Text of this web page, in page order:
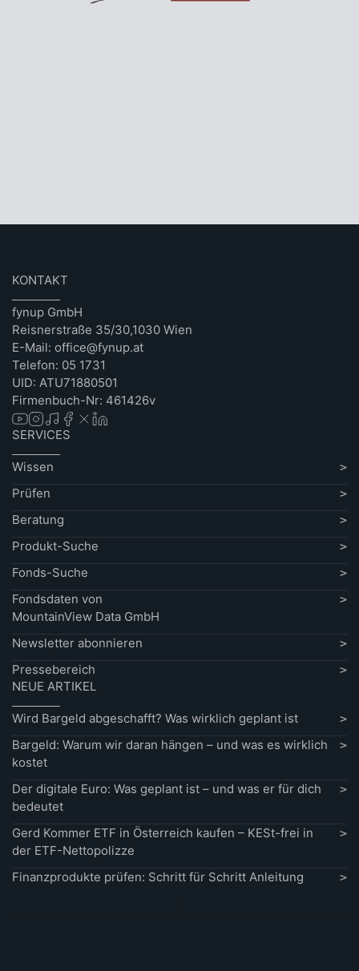
KONTAKT
fynup GmbH
Reisnerstraße 35/30,1030 Wien
E-Mail: office@fynup.at
Telefon: 05 1731
UID: ATU71880501
Firmenbuch-Nr: 461426v
SERVICES
Wissen
Prüfen
Beratung
Produkt-Suche
Fonds-Suche
Fondsdaten von
MountainView Data GmbH
Newsletter abonnieren
Pressebereich
NEUE ARTIKEL
Wird Bargeld abgeschafft? Was wirklich geplant ist
Bargeld: Warum wir daran hängen – und was es wirklich
kostet
Der digitale Euro: Was geplant ist – und was er für dich
bedeutet
Gerd Kommer ETF in Österreich kaufen – KESt-frei in
der ETF-Nettopolizze
Finanzprodukte prüfen: Schritt für Schritt Anleitung